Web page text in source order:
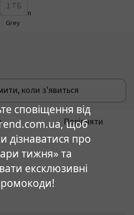
сповіщення від
щоб
дізнаватися про
тижня» та
ексклюзивні
1 ТБ
коли з'явиться
Порівняти